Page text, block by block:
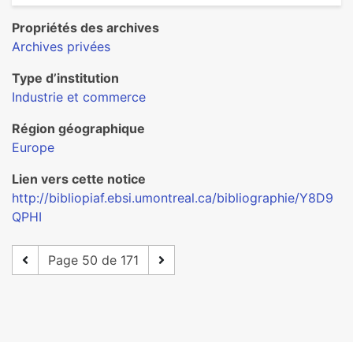
Propriétés des archives
Archives privées
Type d’institution
Industrie et commerce
Région géographique
Europe
Lien vers cette notice
http://bibliopiaf.ebsi.umontreal.ca/bibliographie/Y8D9
QPHI
Page 50 de 171